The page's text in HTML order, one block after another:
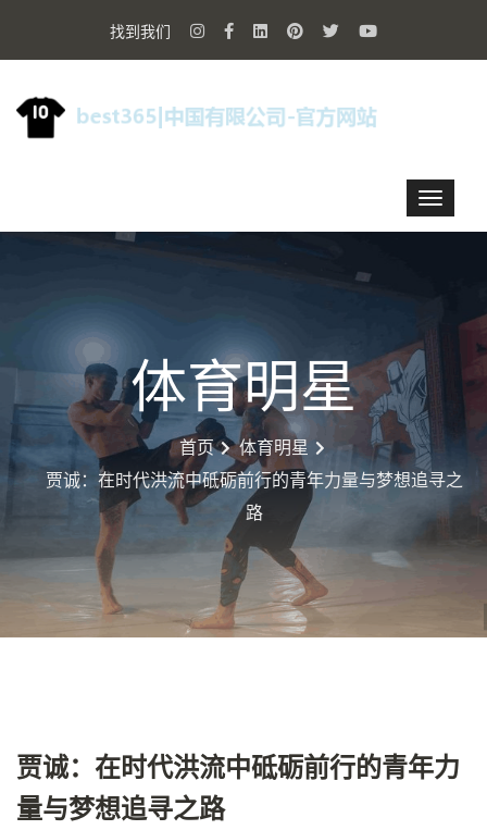
找到我们
体育明星
首页
体育明星
贾诚：在时代洪流中砥砺前行的青年力量与梦想追寻之
路
贾诚：在时代洪流中砥砺前行的青年力
量与梦想追寻之路